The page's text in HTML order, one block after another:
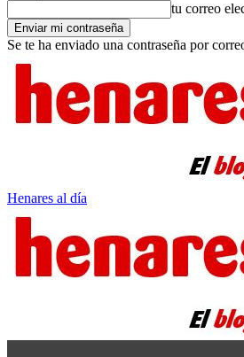
tu correo
Se te ha enviado una contraseña por
Henares al día